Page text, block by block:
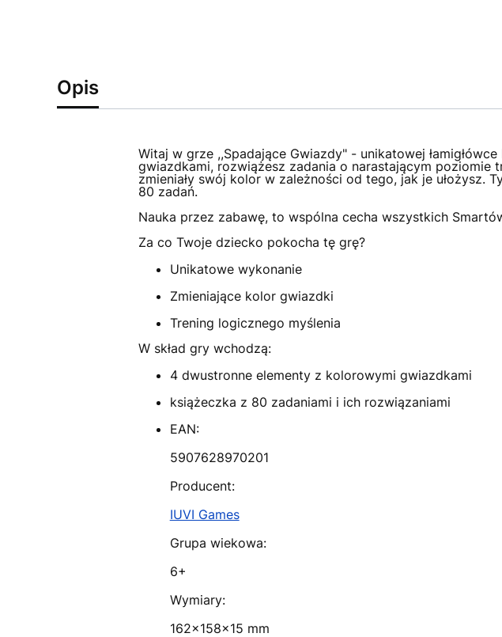
Opis
Witaj w grze ,,Spadające Gwiazdy" - unikatowej
gwiazdkami, rozwiążesz zadania o narastającym poziomie
zmieniały swój kolor w zależności od tego, jak je ułożysz.
80 zadań.
Nauka przez zabawę, to wspólna cecha wszystkich
Za co Twoje dziecko pokocha tę grę?
Unikatowe wykonanie
Zmieniające kolor gwiazdki
Trening logicznego myślenia
W skład gry wchodzą:
4 dwustronne elementy z kolorowymi gwiazdkami
książeczka z 80 zadaniami i ich rozwiązaniami
EAN:
5907628970201
Producent:
IUVI Games
Grupa wiekowa:
6+
Wymiary:
162x158x15 mm